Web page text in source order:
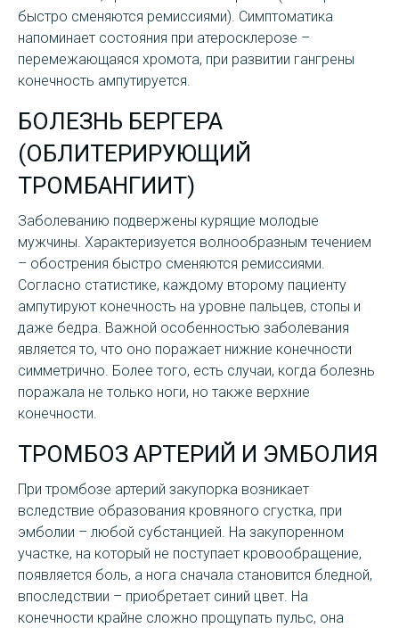
быстро сменяются ремиссиями). Симптоматика
напоминает состояния при атеросклерозе –
перемежающаяся хромота, при развитии гангрены
конечность ампутируется.
БОЛЕЗНЬ БЕРГЕРА
(ОБЛИТЕРИРУЮЩИЙ
ТРОМБАНГИИТ)
Заболеванию подвержены курящие молодые
мужчины. Характеризуется волнообразным течением
– обострения быстро сменяются ремиссиями.
Согласно статистике, каждому второму пациенту
ампутируют конечность на уровне пальцев, стопы и
даже бедра. Важной особенностью заболевания
является то, что оно поражает нижние конечности
симметрично. Более того, есть случаи, когда болезнь
поражала не только ноги, но также верхние
конечности.
ТРОМБОЗ АРТЕРИЙ И ЭМБОЛИЯ
При тромбозе артерий закупорка возникает
вследствие образования кровяного сгустка, при
эмболии – любой субстанцией. На закупоренном
участке, на который не поступает кровообращение,
появляется боль, а нога сначала становится бледной,
впоследствии – приобретает синий цвет. На
конечности крайне сложно прощупать пульс, она